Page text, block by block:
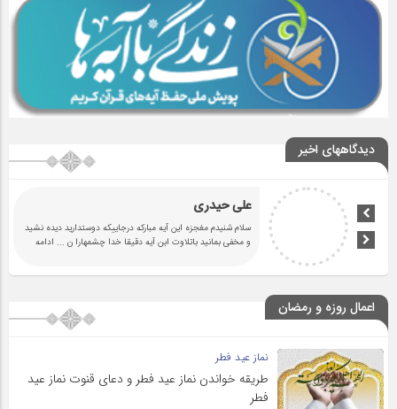
دیدگاههای اخیر
علی حیدری
سلام شنیدم مغجزه این آیه مبارکه درجاییکه دوستدارید دیده نشید
و مخفی بمانید باتلاوت ابن آیه دقیقا خدا چشمهارا ن ... ادامه
اعمال روزه و رمضان
نماز عید فطر
طریقه خواندن نماز عید فطر و دعای قنوت نماز عید
فطر